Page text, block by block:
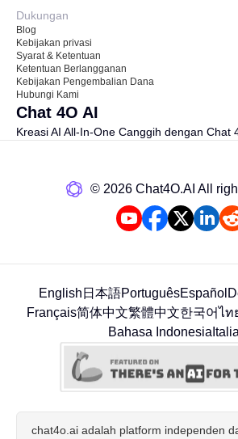
Dukungan
Blog
Kebijakan privasi
Syarat & Ketentuan
Ketentuan Berlangganan
Kebijakan Pengembalian Dana
Hubungi Kami
Chat 4O AI
Kreasi AI All-In-One Canggih dengan Chat
©️ 2026 Chat4O.AI All
English 日本語PortuguêsEspañol
Français简体中文繁體中文한국어ไท
Bahasa Indonesia
chat4o.ai adalah platform independen